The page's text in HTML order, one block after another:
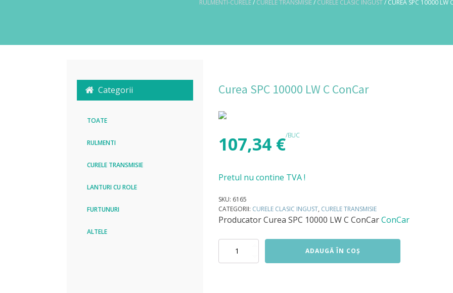
RULMENTI-CURELE/ CURELE TRANSMISIE/ CURELE CLASIC INGUST/ CUREA SPC 10000 LW
Categorii
TOATE
RULMENTI
CURELE TRANSMISIE
LANTURI CU ROLE
FURTUNURI
ALTELE
Curea SPC 10000 LW C ConCar
107,34 €/BUC
Pretul nu contine TVA !
SKU: 6165
CATEGORII: CURELE CLASIC INGUST, CURELE TRANSMISIE
ProducatorCurea SPC 10000 LW C ConCarConCar
Cantitate
ADAUGĂ ÎN COȘ